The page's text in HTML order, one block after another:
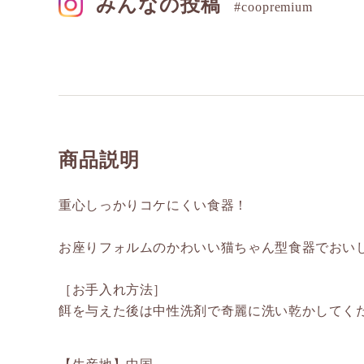
みんなの投稿 #coopremium
商品説明
重心しっかりコケにくい食器！
お座りフォルムのかわいい猫ちゃん型食器でおい
［お手入れ方法］
餌を与えた後は中性洗剤で奇麗に洗い乾かしてく